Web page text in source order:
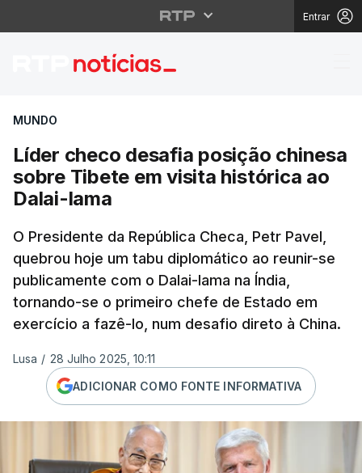
Entrar
Líder checo desafia
MUNDO
Líder checo desafia posição chinesa
sobre Tibete em visita histórica ao
Dalai-lama
O Presidente da República Checa, Petr Pavel,
quebrou hoje um tabu diplomático ao reunir-se
publicamente com o Dalai-lama na Índia,
tornando-se o primeiro chefe de Estado em
exercício a fazê-lo, num desafio direto à China.
Lusa / 28 Julho 2025, 10:11
ADICIONAR COMO FONTE INFORMATIVA